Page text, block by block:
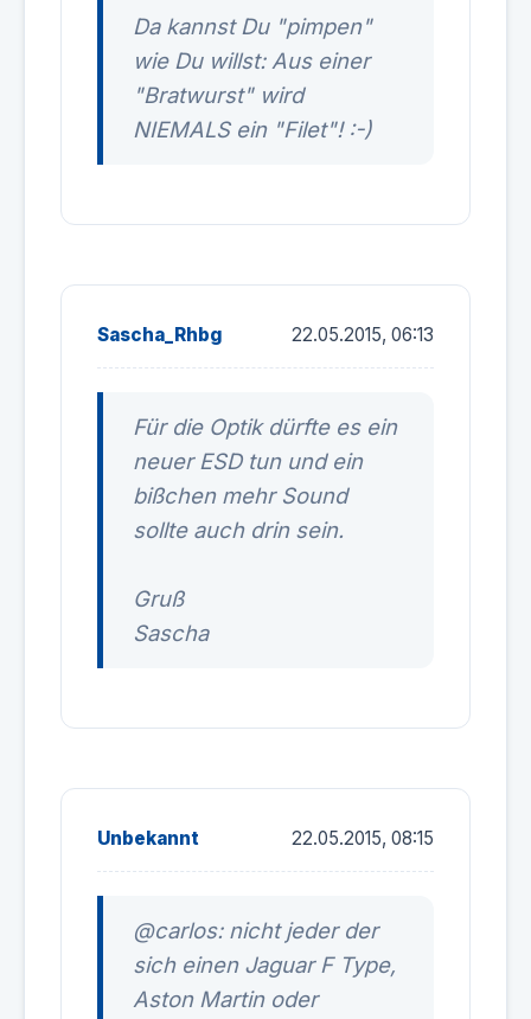
Da kannst Du "pimpen"
wie Du willst: Aus einer
"Bratwurst" wird
NIEMALS ein "Filet"! :-)
Sascha_Rhbg 22.05.2015, 06:13
Für die Optik dürfte es ein
neuer ESD tun und ein
bißchen mehr Sound
sollte auch drin sein.
Gruß
Sascha
Unbekannt 22.05.2015, 08:15
@carlos: nicht jeder der
sich einen Jaguar F Type,
Aston Martin oder